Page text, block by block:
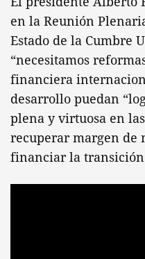
en la Reunión
Estado de la Cumbre
“necesitamos
financiera
desarrollo puedan
plena y virtuosa en
recuperar margen de
financiar la transición